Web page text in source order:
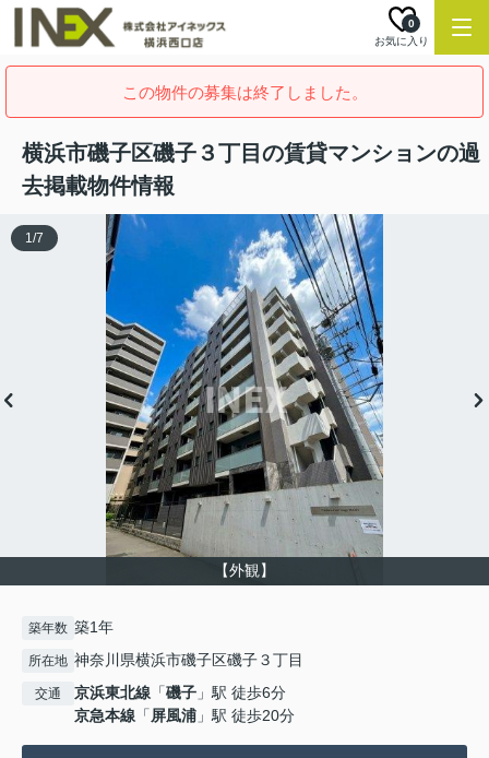
お気に入り
0
この物件の募集は終了しました。
横浜市磯子区磯子３丁目の賃貸マンションの過
去掲載物件情報
【外観】
1/7
築年数 築1年
所在地 神奈川県横浜市磯子区磯子３丁目
交通 京浜東北線 「磯子 」駅 徒歩6分
京急本線 「屏風浦 」駅 徒歩20分